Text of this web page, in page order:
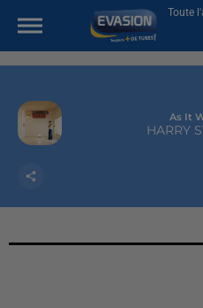
Toute
As It
HARRY